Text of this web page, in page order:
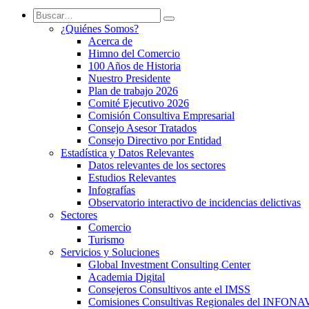
¿Quiénes Somos?
Acerca de
Himno del Comercio
100 Años de Historia
Nuestro Presidente
Plan de trabajo 2026
Comité Ejecutivo 2026
Comisión Consultiva Empresarial
Consejo Asesor Tratados
Consejo Directivo por Entidad
Estadística y Datos Relevantes
Datos relevantes de los sectores
Estudios Relevantes
Infografías
Observatorio interactivo de incidencias delictivas
Sectores
Comercio
Turismo
Servicios y Soluciones
Global Investment Consulting Center
Academia Digital
Consejeros Consultivos ante el IMSS
Comisiones Consultivas Regionales del